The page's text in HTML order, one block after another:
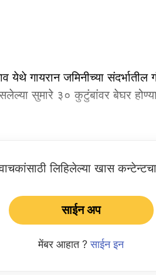
येथे गायरान जमिनीच्या
सुमारे ३० कुटुंबांवर बेघर
लिहिलेल्या खास
साईन अप
मेंबर आहात ?साईन इन